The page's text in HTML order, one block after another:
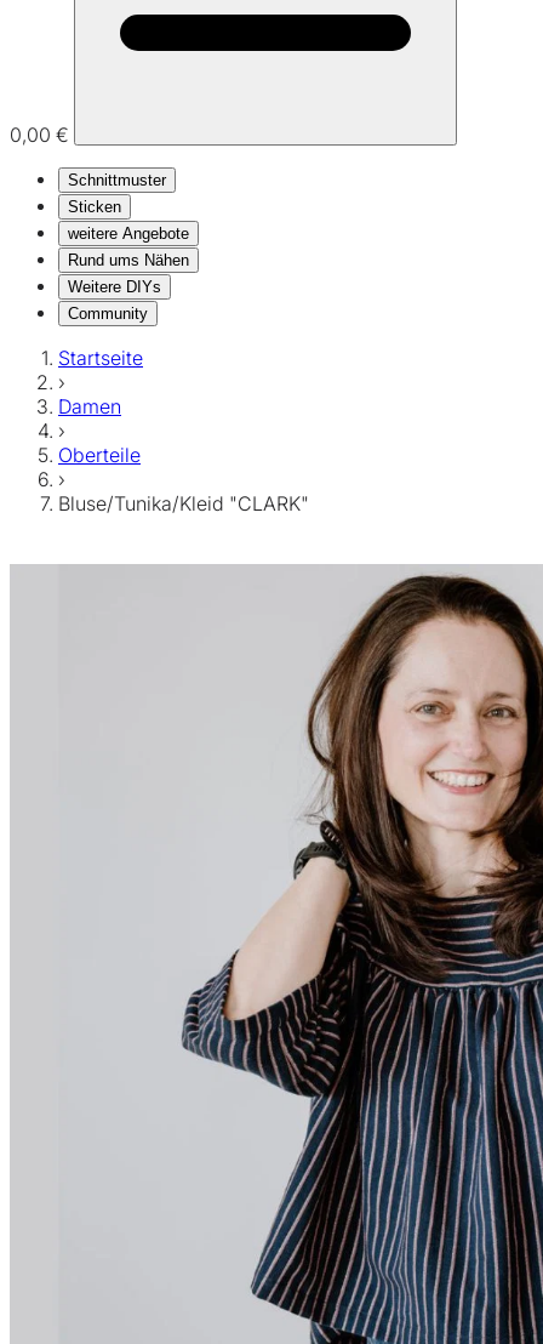
0,00 €
Schnittmuster
Sticken
weitere Angebote
Rund ums Nähen
Weitere DIYs
Community
Startseite
›
Damen
›
Oberteile
›
Bluse/Tunika/Kleid "CLARK"